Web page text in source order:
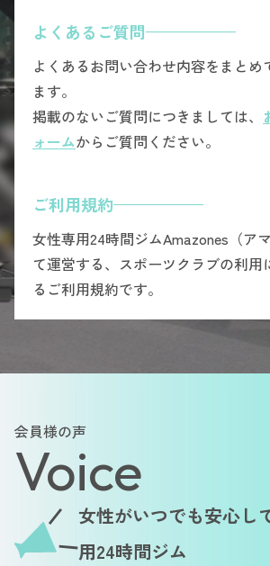
よくあるご質問
よくあるお問い合わせ内容をまとめ
ます。
掲載のないご質問につきましては、
ォームからご質問ください。
ご利用規約
女性専用24時間ジムAmazones（ア
て運営する、スポーツクラブの利用
るご利用規約です。
会員様の声
Voice
女性がいつでも安心し
用24時間ジム